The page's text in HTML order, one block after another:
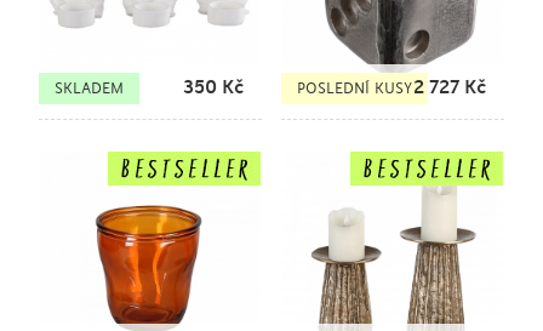
SKLADEM 350 Kč POSLEDNÍ KUSY2 727 Kč